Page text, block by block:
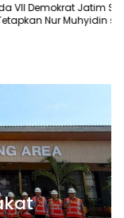
Demokrat Jatim Siap
Nur Muhyidin